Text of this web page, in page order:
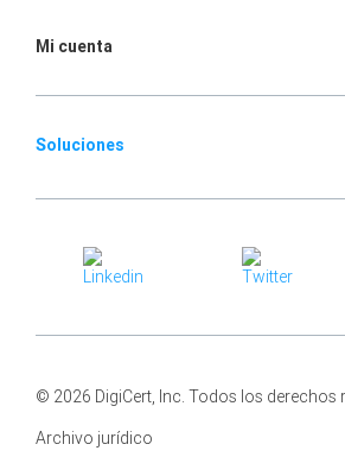
Mi cuenta
Soluciones
© 2026 DigiCert, Inc. Todos los derechos
Archivo jurídico